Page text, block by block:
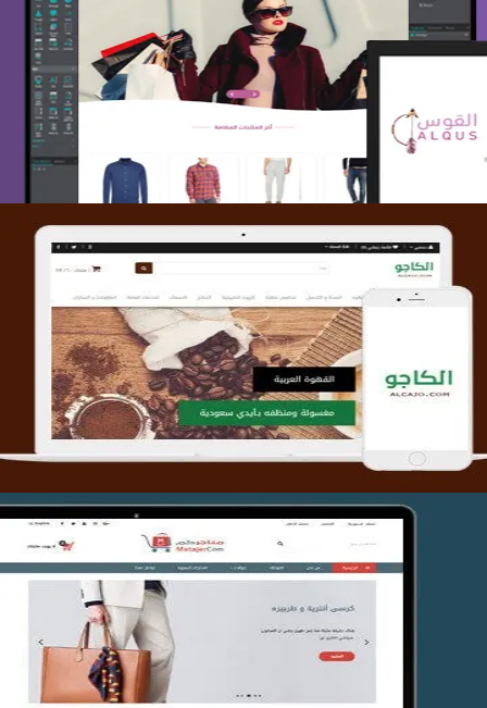
تصميم متجر القوس
التفاصيل
تصميم متجر الكاجو
التفاصيل
تصميم متجر متاجركم